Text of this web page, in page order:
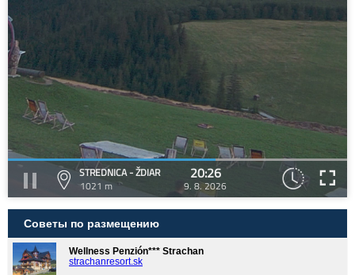
STREDNICA - ŽDIAR
1021 m
20:26
9. 8. 2026
Советы по размещению
Wellness Penzión*** Strachan
strachanresort.sk